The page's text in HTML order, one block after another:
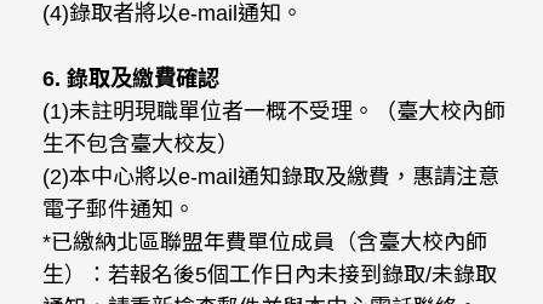
(4)錄取者將以e-mail通知。
6. 錄取及繳費確認
(1)未註明現職單位者一概不受理。（臺大校內師
生不包含臺大校友）
(2)本中心將以e-mail通知錄取及繳費，惠請注意
電子郵件通知。
*已繳納北區聯盟年費單位成員（含臺大校內師
生）：若報名後5個工作日內未接到錄取/未錄取